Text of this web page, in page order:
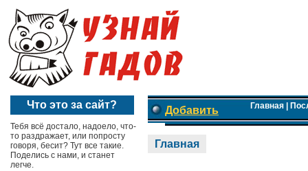
Что это за сайт?
Тебя всё достало, надоело, что-
то раздражает, или попросту
говоря, бесит? Тут все такие.
Поделись с нами, и станет
легче.
Добавить Главная
Главная